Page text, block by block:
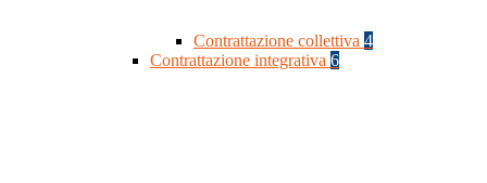
Contrattazione collettiva 4
Contrattazione integrativa 6